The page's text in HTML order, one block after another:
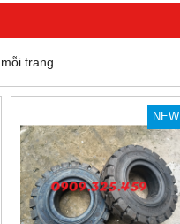
mỗi trang
NEW